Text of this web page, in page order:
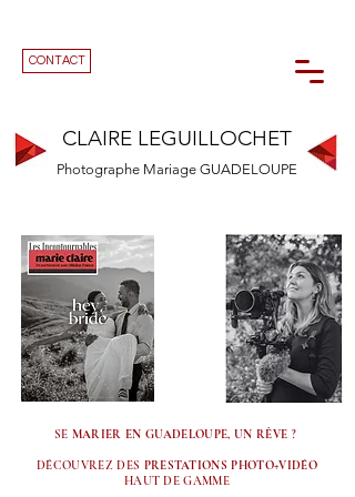
CLAIRE LEGUILLOCHET
Photographe Mariage GUADELOUPE
CONTACT
SE MARIER EN GUADELOUPE, UN RÊVE ?
DÉCOUVREZ DES PRESTATIONS PHOTO+VIDÉO
HAUT DE GAMME